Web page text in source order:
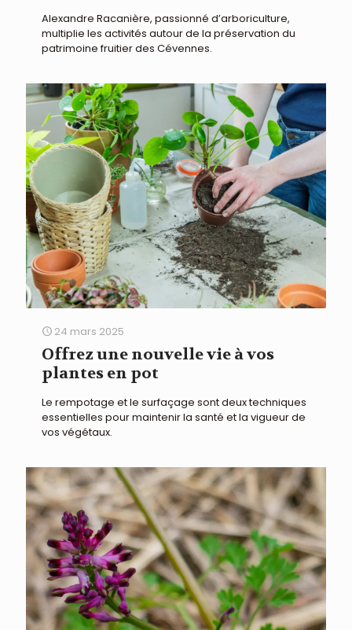
Alexandre Racanière, passionné d’arboriculture,
multiplie les activités autour de la préservation du
patrimoine fruitier des Cévennes.
24 mars 2025
Offrez une nouvelle vie à vos
plantes en pot
Le rempotage et le surfaçage sont deux techniques
essentielles pour maintenir la santé et la vigueur de
vos végétaux.